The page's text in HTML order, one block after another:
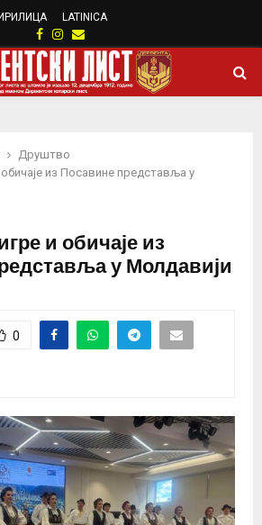
LATINICA
Facebook
Instagram
Email
Друштво
из Посавине представља у
и обичаје из
у Молдавији
0